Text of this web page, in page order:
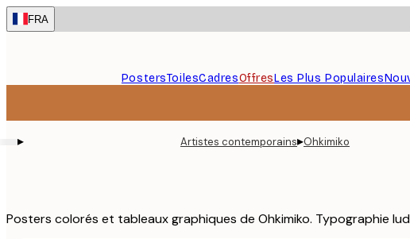
Skip
to
FRA
PostersToilesCadresOffresLes Plus Populaires
▸ Artistes contemporains▸Ohkimiko
Posters colorés et tableaux graphiques de Ohkimiko. Typographie